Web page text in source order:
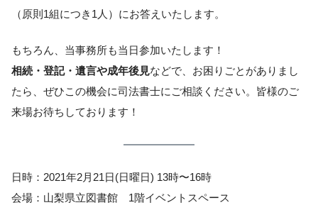
（原則1組につき1人）にお答えいたします。
もちろん、当事務所も当日参加いたします！
相続・登記・遺言や成年後見などで、お困りごとがありまし
たら、ぜひこの機会に司法書士にご相談ください。皆様のご
来場お待ちしております！
日時：2021年2月21日(日曜日) 13時〜16時
会場：山梨県立図書館 1階イベントスペース